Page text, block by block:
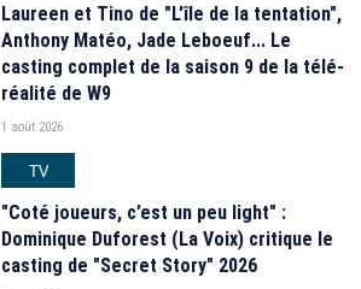
Laureen et Tino de "L'île de la tentation",
Anthony Matéo, Jade Leboeuf... Le
casting complet de la saison 9 de la télé-
réalité de W9
1 août 2026
TV
"Coté joueurs, c’est un peu light" :
Dominique Duforest (La Voix) critique le
casting de "Secret Story" 2026